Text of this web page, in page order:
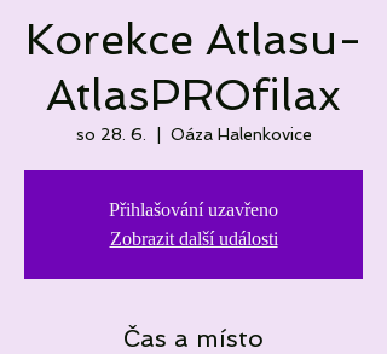
Korekce Atlasu-
AtlasPROfilax
so 28. 6. Oáza Halenkovice
Přihlašování uzavřeno
Zobrazit další události
Čas a místo